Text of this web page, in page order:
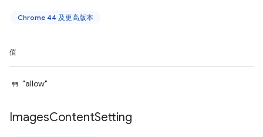
Chrome 44 及更高版本
值
"allow"
ImagesContentSetting